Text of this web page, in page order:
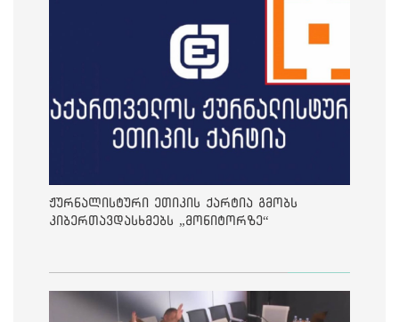
ჟურნალისტური ეთიკის ქარტია გმობს
კიბერთავდასხმებს „მონიტორზე“